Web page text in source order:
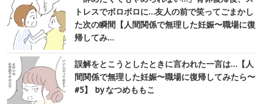
トレスでボロボロに…友人の前で笑ってごまかし
た次の瞬間【人間関係で無理した妊娠〜職場に復
帰してみ…
誤解をとこうとしたときに言われた一言は…【人
間関係で無理した妊娠〜職場に復帰してみたら〜
#5】 by なつめももこ